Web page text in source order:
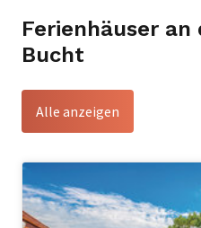
Ferienhäuser an
Bucht
Alle anzeigen